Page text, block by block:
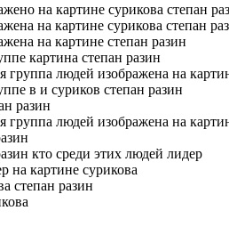
на картине сурикова степан
на картине сурикова степан
на картине степан разин
картина степан разин
группа людей изображена на
в и суриков степан разин
разин
группа людей изображена на
кто среди этих людей лидер
на картине сурикова
степан разин